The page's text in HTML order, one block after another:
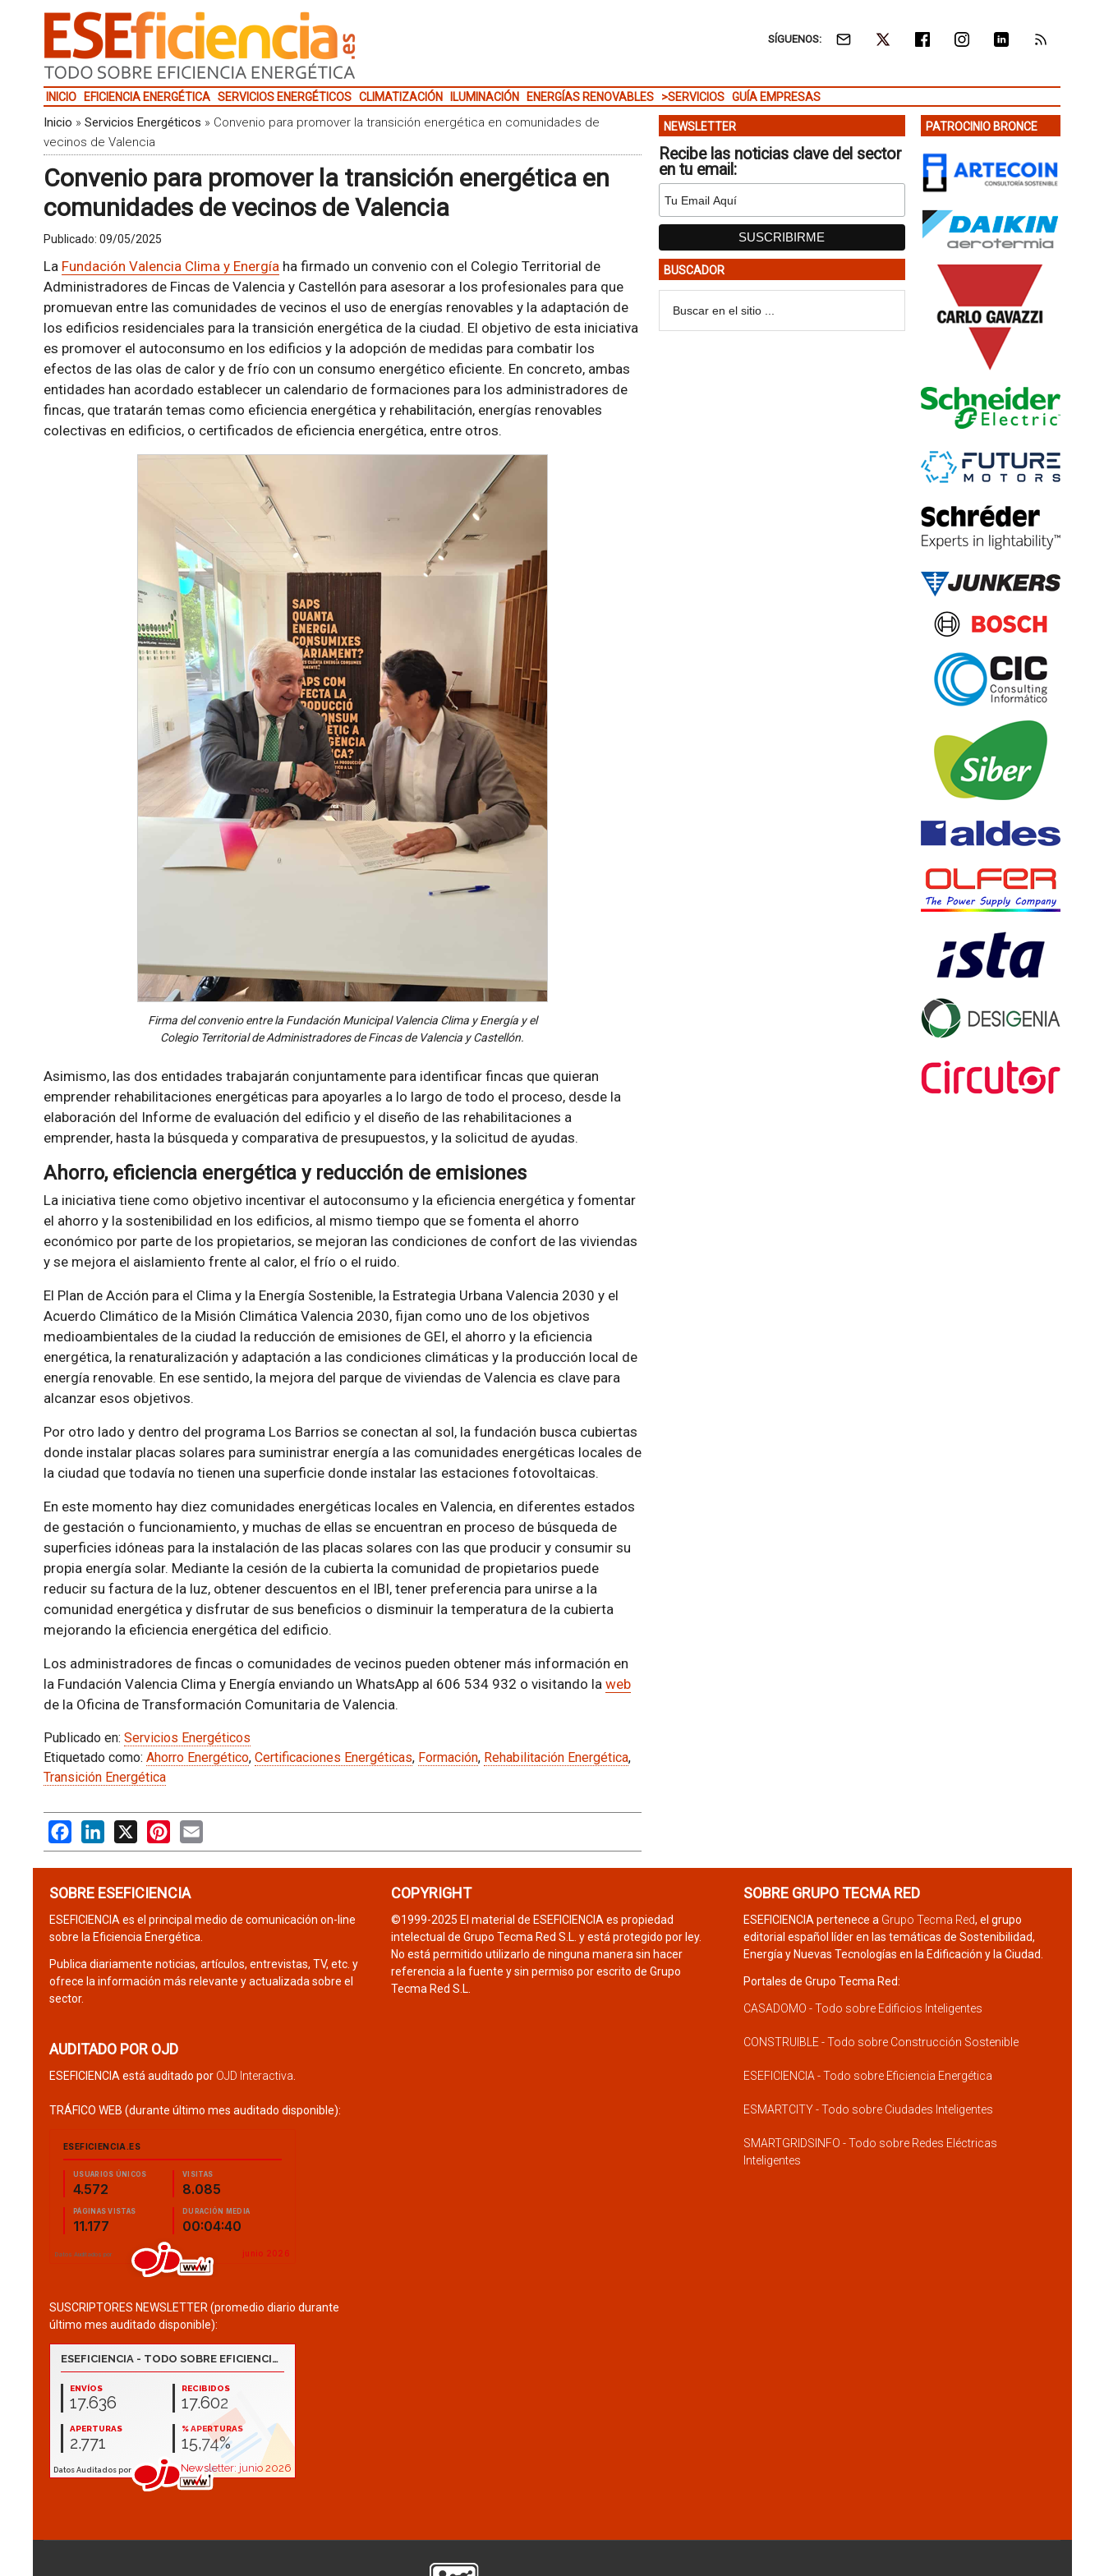
SÍGUENOS:
INICIO EFICIENCIA ENERGÉTICA SERVICIOS ENERGÉTICOS CLIMATIZACIÓN ILUMINACIÓN ENERGÍAS RENOVABLES >SERVICIOS GUÍA EMPRESAS
Inicio » Servicios Energéticos » Convenio para promover la transición energética en comunidades de
vecinos de Valencia
Convenio para promover la transición energética en
comunidades de vecinos de Valencia
Publicado: 09/05/2025
La Fundación Valencia Clima y Energíaha firmado un convenio con el Colegio Territorial de
Administradores de Fincas de Valencia y Castellón para asesorar a los profesionales para que
promuevan entre las comunidades de vecinos el uso de energías renovables y la adaptación de
los edificios residenciales para la transición energética de la ciudad. El objetivo de esta iniciativa
es promover el autoconsumo en los edificios y la adopción de medidas para combatir los
efectos de las olas de calor y de frío con un consumo energético eficiente. En concreto, ambas
entidades han acordado establecer un calendario de formaciones para los administradores de
fincas, que tratarán temas como eficiencia energética y rehabilitación, energías renovables
colectivas en edificios, o certificados de eficiencia energética, entre otros.
Firma del convenio entre la Fundación Municipal Valencia Clima y Energía y el
Colegio Territorial de Administradores de Fincas de Valencia y Castellón.
Asimismo, las dos entidades trabajarán conjuntamente para identificar fincas que quieran
emprender rehabilitaciones energéticas para apoyarles a lo largo de todo el proceso, desde la
elaboración del Informe de evaluación del edificio y el diseño de las rehabilitaciones a
emprender, hasta la búsqueda y comparativa de presupuestos, y la solicitud de ayudas.
Ahorro, eficiencia energética y reducción de emisiones
La iniciativa tiene como objetivo incentivar el autoconsumo y la eficiencia energética y fomentar
el ahorro y la sostenibilidad en los edificios, al mismo tiempo que se fomenta el ahorro
económico por parte de los propietarios, se mejoran las condiciones de confort de las viviendas
y se mejora el aislamiento frente al calor, el frío o el ruido.
El Plan de Acción para el Clima y la Energía Sostenible, la Estrategia Urbana Valencia 2030 y el
Acuerdo Climático de la Misión Climática Valencia 2030, fijan como uno de los objetivos
medioambientales de la ciudad la reducción de emisiones de GEI, el ahorro y la eficiencia
energética, la renaturalización y adaptación a las condiciones climáticas y la producción local de
energía renovable. En ese sentido, la mejora del parque de viviendas de Valencia es clave para
alcanzar esos objetivos.
Por otro lado y dentro del programa Los Barrios se conectan al sol, la fundación busca cubiertas
donde instalar placas solares para suministrar energía a las comunidades energéticas locales de
la ciudad que todavía no tienen una superficie donde instalar las estaciones fotovoltaicas.
En este momento hay diez comunidades energéticas locales en Valencia, en diferentes estados
de gestación o funcionamiento, y muchas de ellas se encuentran en proceso de búsqueda de
superficies idóneas para la instalación de las placas solares con las que producir y consumir su
propia energía solar. Mediante la cesión de la cubierta la comunidad de propietarios puede
reducir su factura de la luz, obtener descuentos en el IBI, tener preferencia para unirse a la
comunidad energética y disfrutar de sus beneficios o disminuir la temperatura de la cubierta
mejorando la eficiencia energética del edificio.
Los administradores de fincas o comunidades de vecinos pueden obtener más información en
la Fundación Valencia Clima y Energía enviando un WhatsApp al 606 534 932 o visitando la web
de la Oficina de Transformación Comunitaria de Valencia.
Publicado en: Servicios Energéticos
Etiquetado como: Ahorro Energético, Certificaciones Energéticas, Formación, Rehabilitación Energética,
Transición Energética
FacebookLinkedIn
X PinterestEmail
NEWSLETTER
Recibe las noticias clave del sector
en tu email:
BUSCADOR
PATROCINIO BRONCE
SOBRE ESEFICIENCIA
ESEFICIENCIA es el principal medio de comunicación on-line
sobre la Eficiencia Energética.
Publica diariamente noticias, artículos, entrevistas, TV, etc. y
ofrece la información más relevante y actualizada sobre el
sector.
AUDITADO POR OJD
ESEFICIENCIA está auditado por OJD Interactiva
TRÁFICO WEB (durante último mes auditado disponible):
SUSCRIPTORES NEWSLETTER (promedio diario durante
último mes auditado disponible):
COPYRIGHT
©1999-2025 El material de ESEFICIENCIA es propiedad
intelectual de Grupo Tecma Red S.L. y está protegido por ley.
No está permitido utilizarlo de ninguna manera sin hacer
referencia a la fuente y sin permiso por escrito de Grupo
Tecma Red S.L.
SOBRE GRUPO TECMA RED
ESEFICIENCIA pertenece a Grupo Tecma Red, el grupo
editorial español líder en las temáticas de Sostenibilidad,
Energía y Nuevas Tecnologías en la Edificación y la Ciudad.
Portales de Grupo Tecma Red:
CASADOMO - Todo sobre Edificios Inteligentes
CONSTRUIBLE - Todo sobre Construcción Sostenible
ESEFICIENCIA - Todo sobre Eficiencia Energética
ESMARTCITY - Todo sobre Ciudades Inteligentes
SMARTGRIDSINFO - Todo sobre Redes Eléctricas
Inteligentes